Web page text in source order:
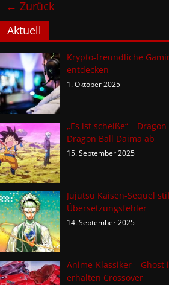
← Zurück
Aktuell
Krypto-freundliche
entdecken
1. Oktober 2025
„Es ist scheiße“ –
Dragon Ball Daima ab
15. September 2025
Jujutsu Kaisen-Sequel
Übersetzungsfehler
14. September 2025
Anime-Klassiker –
erhalten Crossover